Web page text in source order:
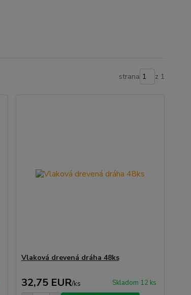
strana z 1
Vlaková drevená dráha 48ks
32,75 EUR/ks Skladom 12 ks